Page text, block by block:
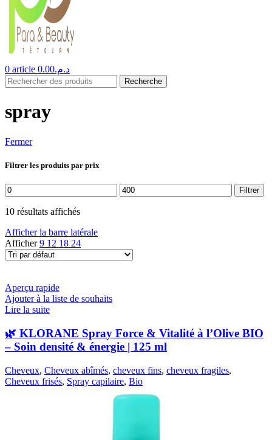
0 article د.م.0.00
Recherche
spray
Fermer
Filtrer les produits par prix
Prix
min
Prix
max
Filtrer
10 résultats affichés
Afficher la barre latérale
Afficher9 12 18 24
Aperçu rapide
Ajouter à la liste de souhaits
Lire la suite
🌿 KLORANE Spray Force & Vitalité à l’Olive BIO
– Soin densité & énergie | 125 ml
Cheveux, Cheveux abîmés, cheveux fins, cheveux fragiles,
Cheveux frisés, Spray capilaire, Bio